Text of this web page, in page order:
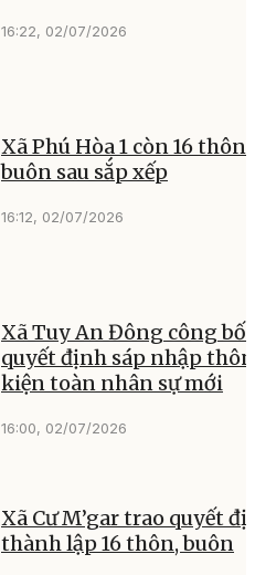
16:22, 02/07/2026
Xã Phú Hòa 1 còn 16 thôn,
buôn sau sắp xếp
16:12, 02/07/2026
Xã Tuy An Đông công bố
quyết định sáp nhập
kiện toàn nhân sự mới
16:00, 02/07/2026
Xã Cư M’gar trao quyết
thành lập 16 thôn, buôn